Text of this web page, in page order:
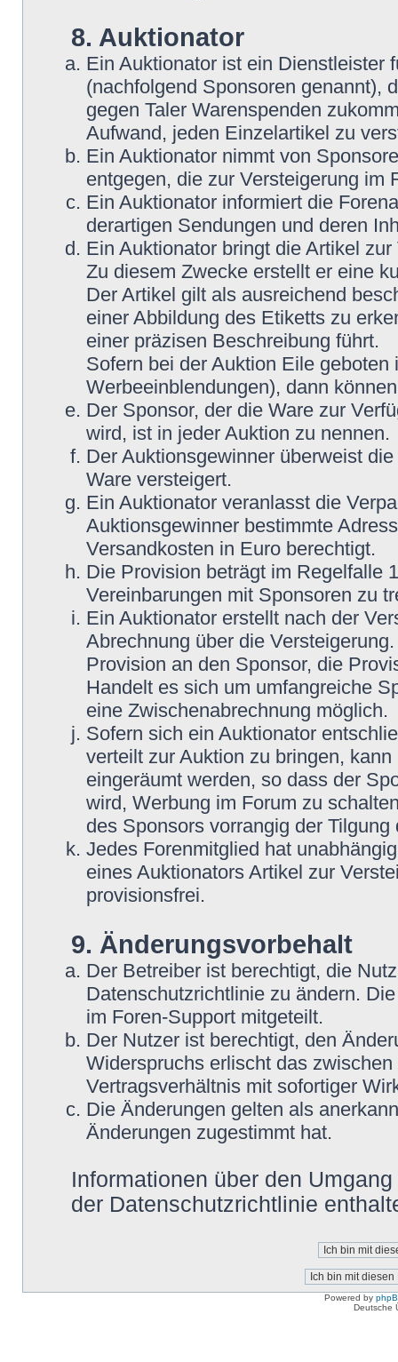
8. Auktionator
Ein Auktionator ist ein Dienstleister
(nachfolgend Sponsoren genannt),
gegen Taler Warenspenden
Aufwand, jeden Einzelartikel zu
Ein Auktionator nimmt von
entgegen, die zur Versteigerung im
Ein Auktionator informiert die
derartigen Sendungen und deren
Ein Auktionator bringt die Artikel
Zu diesem Zwecke erstellt er eine
Der Artikel gilt als ausreichend
einer Abbildung des Etiketts zu
einer präzisen Beschreibung führt.
Sofern bei der Auktion Eile
Werbeeinblendungen), dann
Der Sponsor, der die Ware zur
wird, ist in jeder Auktion zu nennen.
Der Auktionsgewinner überweist
Ware versteigert.
Ein Auktionator veranlasst die
Auktionsgewinner bestimmte
Versandkosten in Euro berechtigt.
Die Provision beträgt im Regelfalle
Vereinbarungen mit Sponsoren zu
Ein Auktionator erstellt nach der
Abrechnung über die
Provision an den Sponsor, die
Handelt es sich um umfangreiche
eine Zwischenabrechnung möglich.
Sofern sich ein Auktionator
verteilt zur Auktion zu bringen,
eingeräumt werden, so dass der
wird, Werbung im Forum zu
des Sponsors vorrangig der Tilgung
Jedes Forenmitglied hat
eines Auktionators Artikel zur
provisionsfrei.
9. Änderungsvorbehalt
Der Betreiber ist berechtigt, die
Datenschutzrichtlinie zu ändern.
im Foren-Support mitgeteilt.
Der Nutzer ist berechtigt, den
Widerspruchs erlischt das
Vertragsverhältnis mit sofortiger
Die Änderungen gelten als
Änderungen zugestimmt hat.
Informationen über den
der Datenschutzrichtlinie
Powered by
Deutsche